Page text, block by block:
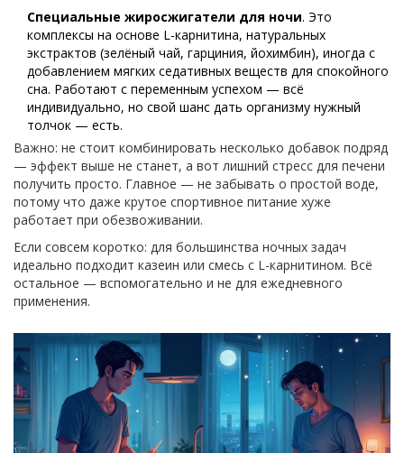
Специальные жиросжигатели для ночи. Это
комплексы на основе L-карнитина, натуральных
экстрактов (зелёный чай, гарциния, йохимбин), иногда с
добавлением мягких седативных веществ для спокойного
сна. Работают с переменным успехом — всё
индивидуально, но свой шанс дать организму нужный
толчок — есть.
Важно: не стоит комбинировать несколько добавок подряд
— эффект выше не станет, а вот лишний стресс для печени
получить просто. Главное — не забывать о простой воде,
потому что даже крутое спортивное питание хуже
работает при обезвоживании.
Если совсем коротко: для большинства ночных задач
идеально подходит казеин или смесь с L-карнитином. Всё
остальное — вспомогательно и не для ежедневного
применения.